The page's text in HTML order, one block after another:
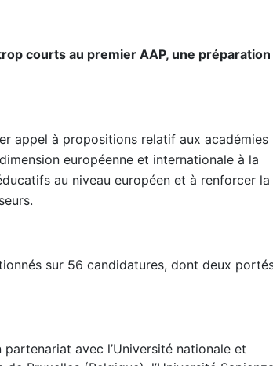
courts au premier AAP, une
appel à propositions relatif aux académies
européenne et internationale à la
au niveau européen et à renforcer la
sur 56 candidatures, dont deux
partenariat avec l’Université nationale et